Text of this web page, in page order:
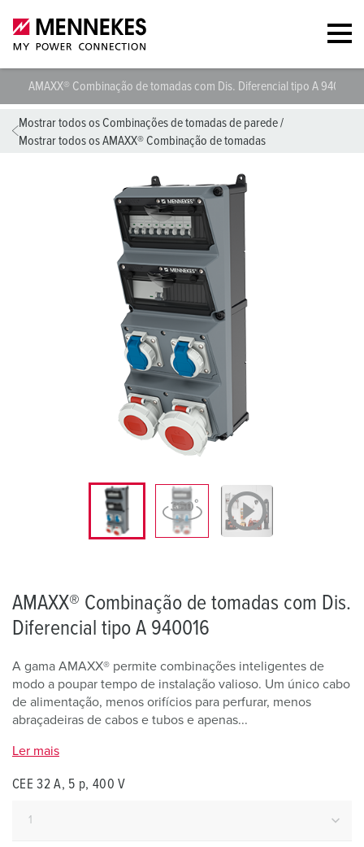
AMAXX® Combinação de tomadas com Dis. Diferencial tipo A 940016
Mostrar todos os Combinações de tomadas de parede/
Mostrar todos os AMAXX® Combinação de tomadas
AMAXX® Combinação de tomadas com Dis.
Diferencial tipo A 940016
A gama AMAXX® permite combinações inteligentes de
modo a poupar tempo de instalação valioso. Um único cabo
de alimentação, menos orifícios para perfurar, menos
abraçadeiras de cabos e tubos e apenas...
Ler mais
CEE 32 A, 5 p, 400 V